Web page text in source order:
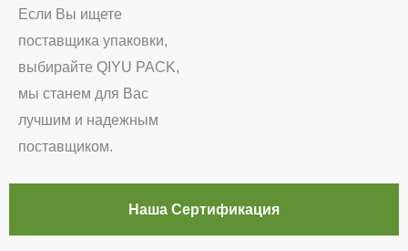
Если Вы ищете
поставщика упаковки,
выбирайте QIYU PACK,
мы станем для Вас
лучшим и надежным
поставщиком.
Наша Сертификация